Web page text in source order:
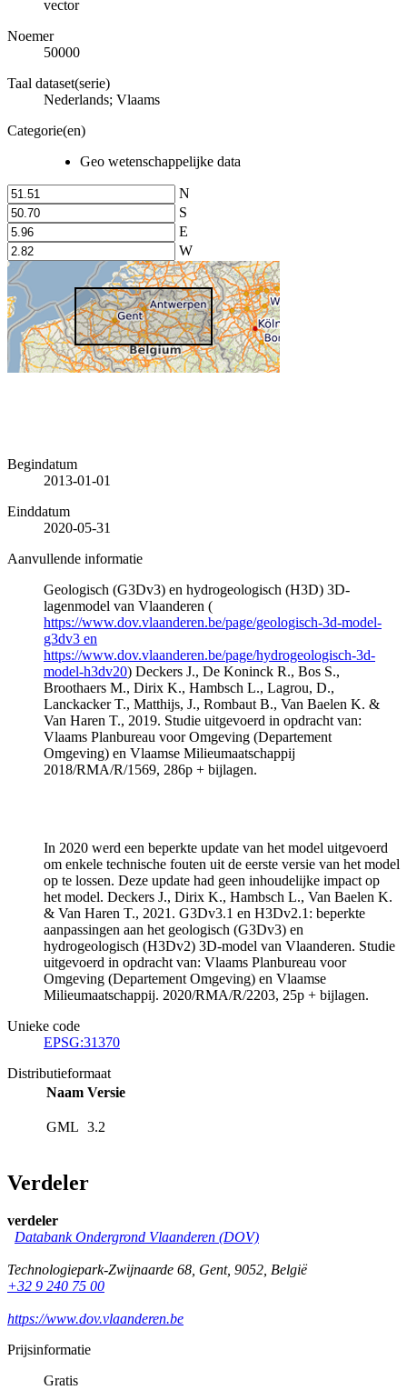
vector
Noemer
50000
Taal dataset(serie)
Nederlands; Vlaams
Categorie(en)
Geo wetenschappelijke data
N
S
E
W
Begindatum
2013-01-01
Einddatum
2020-05-31
Aanvullende informatie
Geologisch (G3Dv3) en hydrogeologisch (H3D) 3D-
lagenmodel van Vlaanderen (
https://www.dov.vlaanderen.be/page/geologisch-3d-model-
g3dv3 en
https://www.dov.vlaanderen.be/page/hydrogeologisch-3d-
model-h3dv20) Deckers J., De Koninck R., Bos S.,
Broothaers M., Dirix K., Hambsch L., Lagrou, D.,
Lanckacker T., Matthijs, J., Rombaut B., Van Baelen K. &
Van Haren T., 2019. Studie uitgevoerd in opdracht van:
Vlaams Planbureau voor Omgeving (Departement
Omgeving) en Vlaamse Milieumaatschappij
2018/RMA/R/1569, 286p + bijlagen.
In 2020 werd een beperkte update van het model uitgevoerd
om enkele technische fouten uit de eerste versie van het model
op te lossen. Deze update had geen inhoudelijke impact op
het model. Deckers J., Dirix K., Hambsch L., Van Baelen K.
& Van Haren T., 2021. G3Dv3.1 en H3Dv2.1: beperkte
aanpassingen aan het geologisch (G3Dv3) en
hydrogeologisch (H3Dv2) 3D-model van Vlaanderen. Studie
uitgevoerd in opdracht van: Vlaams Planbureau voor
Omgeving (Departement Omgeving) en Vlaamse
Milieumaatschappij. 2020/RMA/R/2203, 25p + bijlagen.
Unieke code
EPSG:31370
Distributieformaat
Naam Versie
GML 3.2
Verdeler
verdeler
Databank Ondergrond Vlaanderen (DOV)
Technologiepark-Zwijnaarde 68, Gent, 9052, België
+32 9 240 75 00
https://www.dov.vlaanderen.be
Prijsinformatie
Gratis